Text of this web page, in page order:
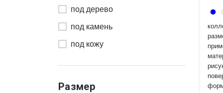
Cristalli
Crocotiles
Denim
Easy
под дерево
под камень
под кожу
Размер